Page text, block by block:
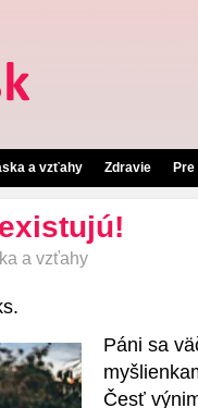
a vzťahy Zdravie
a vzťahy
Páni sa
Česť